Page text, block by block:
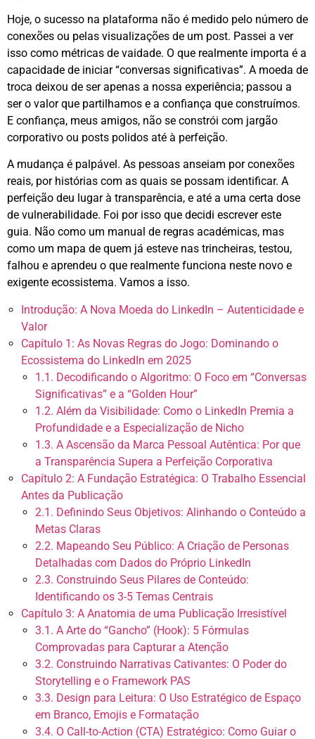
Hoje, o sucesso na plataforma não é medido pelo número de
conexões ou pelas visualizações de um post. Passei a ver
isso como métricas de vaidade. O que realmente importa é a
capacidade de iniciar “conversas significativas”. A moeda de
troca deixou de ser apenas a nossa experiência; passou a
ser o valor que partilhamos e a confiança que construímos.
E confiança, meus amigos, não se constrói com jargão
corporativo ou posts polidos até à perfeição.
A mudança é palpável. As pessoas anseiam por conexões
reais, por histórias com as quais se possam identificar. A
perfeição deu lugar à transparência, e até a uma certa dose
de vulnerabilidade. Foi por isso que decidi escrever este
guia. Não como um manual de regras académicas, mas
como um mapa de quem já esteve nas trincheiras, testou,
falhou e aprendeu o que realmente funciona neste novo e
exigente ecossistema. Vamos a isso.
Introdução: A Nova Moeda do LinkedIn – Autenticidade e
Valor
Capítulo 1: As Novas Regras do Jogo: Dominando o
Ecossistema do LinkedIn em 2025
1.1. Decodificando o Algoritmo: O Foco em “Conversas
Significativas” e a “Golden Hour”
1.2. Além da Visibilidade: Como o LinkedIn Premia a
Profundidade e a Especialização de Nicho
1.3. A Ascensão da Marca Pessoal Autêntica: Por que
a Transparência Supera a Perfeição Corporativa
Capítulo 2: A Fundação Estratégica: O Trabalho Essencial
Antes da Publicação
2.1. Definindo Seus Objetivos: Alinhando o Conteúdo a
Metas Claras
2.2. Mapeando Seu Público: A Criação de Personas
Detalhadas com Dados do Próprio LinkedIn
2.3. Construindo Seus Pilares de Conteúdo:
Identificando os 3-5 Temas Centrais
Capítulo 3: A Anatomia de uma Publicação Irresistível
3.1. A Arte do “Gancho” (Hook): 5 Fórmulas
Comprovadas para Capturar a Atenção
3.2. Construindo Narrativas Cativantes: O Poder do
Storytelling e o Framework PAS
3.3. Design para Leitura: O Uso Estratégico de Espaço
em Branco, Emojis e Formatação
3.4. O Call-to-Action (CTA) Estratégico: Como Guiar o